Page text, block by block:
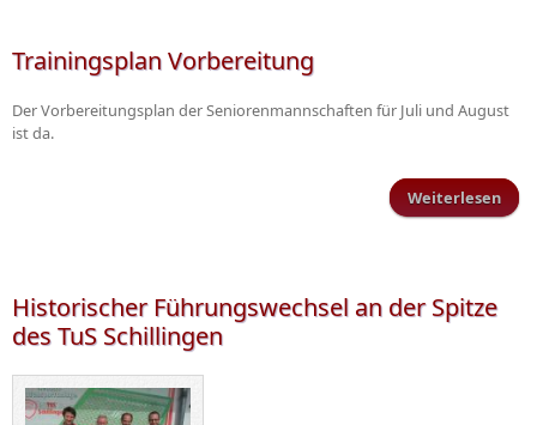
Trainingsplan Vorbereitung
Der Vorbereitungsplan der Seniorenmannschaften für Juli und August
ist da.
Weiterlesen
Historischer Führungswechsel an der Spitze
des TuS Schillingen